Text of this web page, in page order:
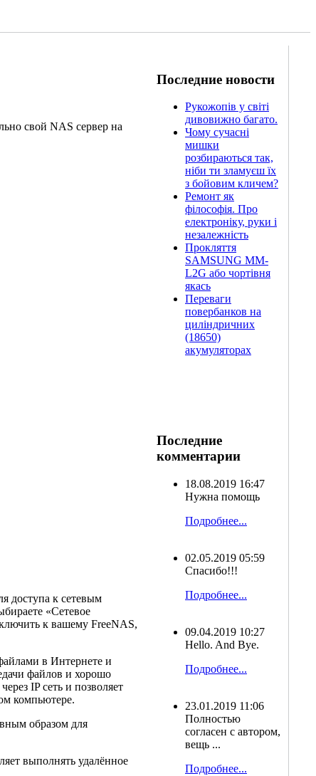
свой NAS сервер на
доступа к сетевым
«Сетевое
к вашему FreeNAS,
в Интернете и
файлов и хорошо
IP сеть и позволяет
компьютере.
образом для
выполнять удалённое
Последние новости
Рукожопів у світі
дивовижно багато.
Чому сучасні
мишки
розбираються так,
ніби ти зламуєш їх
з бойовим кличем?
Ремонт як
філософія. Про
електроніку, руки і
незалежність
Прокляття
SAMSUNG MM-
L2G або чортівня
якась
Переваги
повербанков на
циліндричних
(18650)
акумуляторах
Последние
комментарии
18.08.2019 16:47
Нужна помощь
Подробнее...
02.05.2019 05:59
Спасибо!!!
Подробнее...
09.04.2019 10:27
Hello. And Bye.
Подробнее...
23.01.2019 11:06
Полностью
согласен с автором,
вещь ...
Подробнее...